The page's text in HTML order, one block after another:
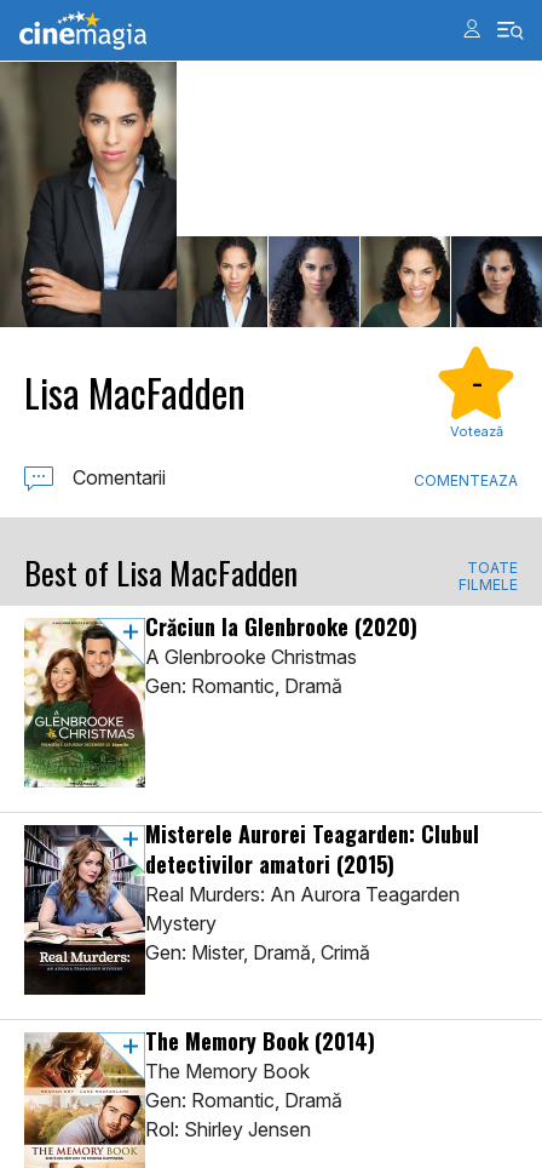
Lisa MacFadden -
Votează
Comentarii COMENTEAZA
Best of Lisa MacFadden
TOATE
FILMELE
Crăciun la Glenbrooke (2020)
A Glenbrooke Christmas
Gen: Romantic, Dramă
Misterele Aurorei Teagarden: Clubul
detectivilor amatori (2015)
Real Murders: An Aurora Teagarden
Mystery
Gen: Mister, Dramă, Crimă
The Memory Book (2014)
The Memory Book
Gen: Romantic, Dramă
Rol: Shirley Jensen